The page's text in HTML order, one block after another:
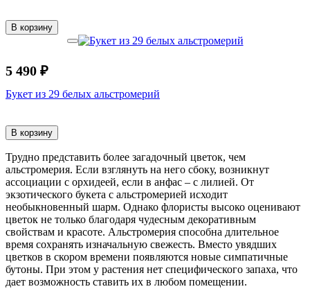
В корзину
5 490 ₽
Букет из 29 белых альстромерий
В корзину
Трудно представить более загадочный цветок, чем
альстромерия. Если взглянуть на него сбоку, возникнут
ассоциации с орхидеей, если в анфас – с лилией. От
экзотического букета с альстромерией исходит
необыкновенный шарм. Однако флористы высоко оценивают
цветок не только благодаря чудесным декоративным
свойствам и красоте. Альстромерия способна длительное
время сохранять изначальную свежесть. Вместо увядших
цветков в скором времени появляются новые симпатичные
бутоны. При этом у растения нет специфического запаха, что
дает возможность ставить их в любом помещении.